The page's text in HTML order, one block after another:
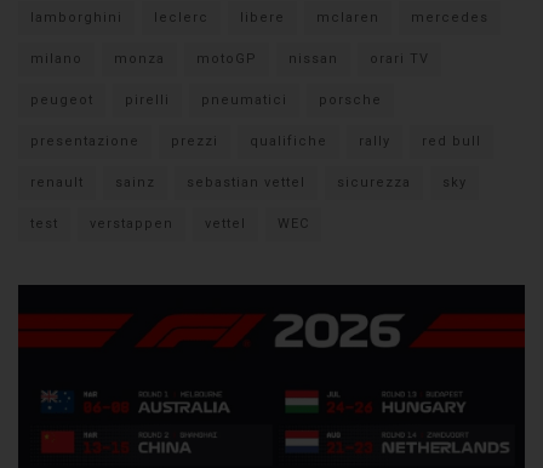
lamborghini leclerc libere mclaren mercedes
milano monza motoGP nissan orari TV
peugeot pirelli pneumatici porsche
presentazione prezzi qualifiche rally red bull
renault sainz sebastian vettel sicurezza sky
test verstappen vettel WEC